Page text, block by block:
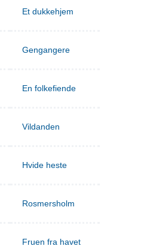
Et dukkehjem
Gengangere
En folkefiende
Vildanden
Hvide heste
Rosmersholm
Fruen fra havet